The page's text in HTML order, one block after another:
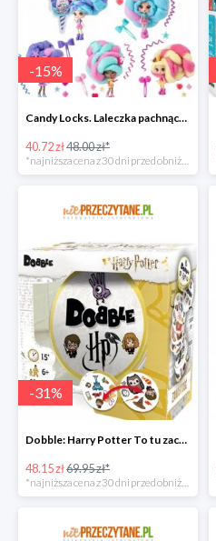
-15%
Candy Locks. Laleczka pachnące włosy, mix wzorów
40.72 zł48.00 zł*
-31%
Dobble: Harry Potter To tu zaczyna się magia!
48.15 zł69.95 zł*
*najniższa cena z 30 dni przed obniżką